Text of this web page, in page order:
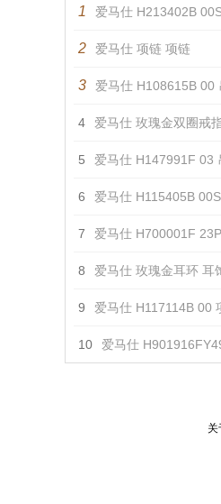
1 爱马仕 H213402B
2 爱马仕 项链 项链
3 爱马仕 H108615B 00
4 爱马仕 玫瑰金双圈戒
5 爱马仕 H147991F 03
6 爱马仕 H115405B
7 爱马仕 H700001F
8 爱马仕 玫瑰金耳环 耳
9 爱马仕 H117114B 00
10 爱马仕
关